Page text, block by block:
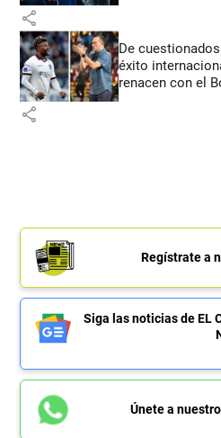
share
De
éxito
renacen con el
share
Regístrate a
Siga las noticias de EL
Únete a